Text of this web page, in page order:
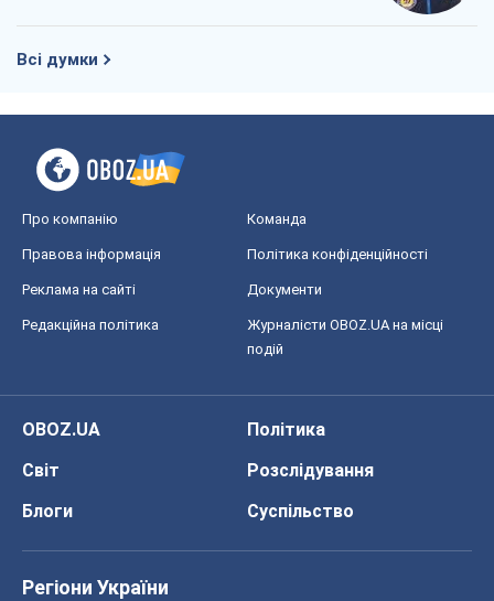
Всі думки
Про компанію Команда
Правова інформація Політика конфіденційності
Реклама на сайті Документи
Редакційна політика
Журналісти OBOZ.UA на місці
подій
OBOZ.UA
Політика
Світ
Розслідування
Блоги
Суспільство
Регіони України